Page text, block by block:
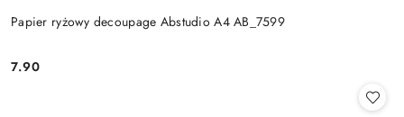
Papier ryżowy decoupage Abstudio A4 AB_7599
Cena:
7.90